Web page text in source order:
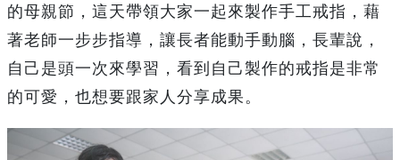
的母親節，這天帶領大家一起來製作手工戒指，藉
著老師一步步指導，讓長者能動手動腦，長輩說，
自己是頭一次來學習，看到自己製作的戒指是非常
的可愛，也想要跟家人分享成果。